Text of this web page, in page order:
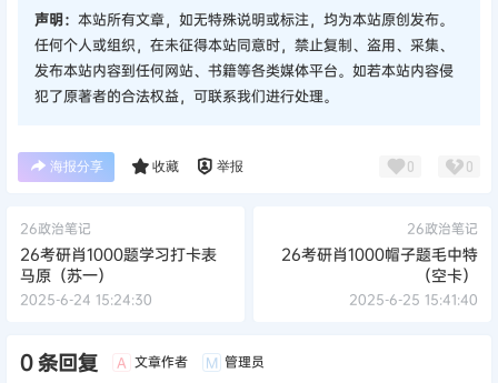
声明： 本站所有文章，如无特殊说明或标注，均为本站原创发布。
任何个人或组织，在未征得本站同意时，禁止复制、盗用、采集、
发布本站内容到任何网站、书籍等各类媒体平台。如若本站内容侵
犯了原著者的合法权益，可联系我们进行处理。
海报分享 收藏 举报 0 0
26政治笔记
26考研肖1000题学习打卡表
马原（苏一）
2025-6-24 15:24:30
26政治笔记
26考研肖1000帽子题毛中特
（空卡）
2025-6-25 15:41:40
0 条回复 A 文章作者 M 管理员